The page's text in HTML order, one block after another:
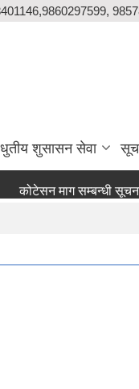
शुसासन सेवा
माग सम्बन्धी सूचना !